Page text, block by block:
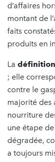
d’affaires
montant de
faits
produits en
La
; elle
contre le
majorité des
nourriture
une étape
dégradée,
a toujours